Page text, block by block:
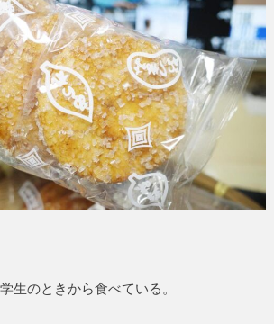
生のときから食べている。